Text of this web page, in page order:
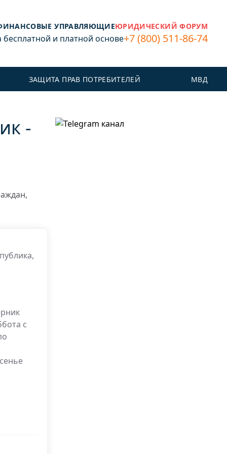
УПРАВЛЯЮЩИЕЮРИДИЧЕСКИЙ ФОРУМ
и платной основе+7 (800) 511-86-74
ЗАЩИТА ПРАВ ПОТРЕБИТЕЛЕЙ МВД
-
с